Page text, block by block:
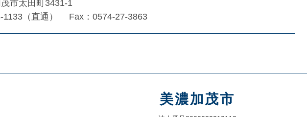
市太田町3431-1
（直通）
Fax：0574-27-3863
美濃加茂市